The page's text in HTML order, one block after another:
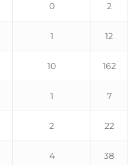
0 2
1 12
10 162
1 7
2 22
4 38